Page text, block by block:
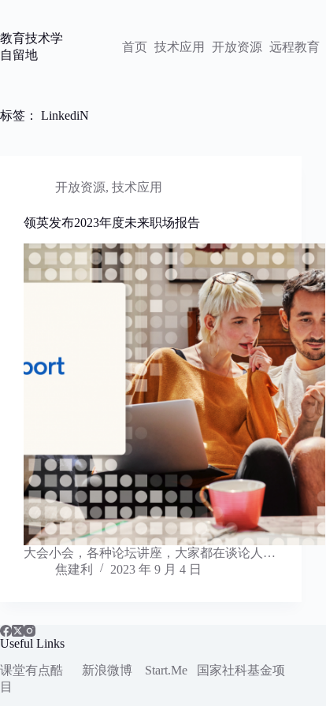
内
容
教育技术学
自留地
首页 技术应用 开放资源 远程教育
标签： LinkediN
开放资源, 技术应用
领英发布2023年度未来职场报告
​大会小会，各种论坛讲座，大家都在谈论人…
焦建利
2023 年 9 月 4 日
Useful Links
课堂有点酷
新浪微博 Start.Me 国家社科基金项
目